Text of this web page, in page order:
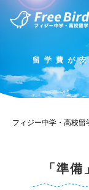
留学費が
フィジー中学・高校留
「準